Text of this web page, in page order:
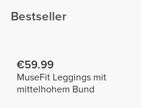
Bestseller
€59.99
MuseFit Leggings mit
mittelhohem Bund